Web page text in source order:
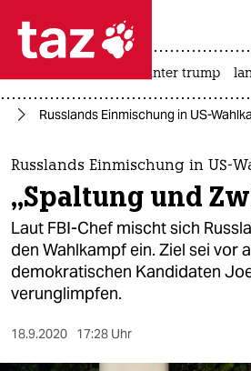
 taz zahl ich
taz zahl ich
themen
politik
öko
gesellschaft
kultur
usa unter trump
Russlands Einmischung in US-
Russlands Einmischung in US-
„Spaltung und
Laut FBI-Chef mischt sich
den Wahlkampf ein. Ziel sei vor
demokratischen Kandidaten
verunglimpfen.
18.9.2020 17:28 Uhr